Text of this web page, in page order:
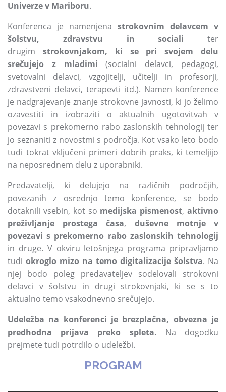
Univerze v Mariboru.
Konferenca je namenjena strokovnim delavcem v
šolstvu, zdravstvu in sociali ter
drugim strokovnjakom, ki se pri svojem delu
srečujejo z mladimi (socialni delavci, pedagogi,
svetovalni delavci, vzgojitelji, učitelji in profesorji,
zdravstveni delavci, terapevti itd.). Namen konference
je nadgrajevanje znanje strokovne javnosti, ki jo želimo
ozavestiti in izobraziti o aktualnih ugotovitvah v
povezavi s prekomerno rabo zaslonskih tehnologij ter
jo seznaniti z novostmi s področja. Kot vsako leto bodo
tudi tokrat vključeni primeri dobrih praks, ki temeljijo
na neposrednem delu z uporabniki.
Predavatelji, ki delujejo na različnih področjih,
povezanih z osrednjo temo konference, se bodo
dotaknili vsebin, kot so medijska pismenost,aktivno
preživljanje prostega časa, duševne motnje v
povezavi s prekomerno rabo zaslonskih tehnologij
in druge. V okviru letošnjega programa pripravljamo
tudi okroglo mizo na temo digitalizacije šolstva. Na
njej bodo poleg predavateljev sodelovali strokovni
delavci v šolstvu in drugi strokovnjaki, ki se s to
aktualno temo vsakodnevno srečujejo.
Udeležba na konferenci je brezplačna, obvezna je
predhodna prijava preko spleta. Na dogodku
prejmete tudi potrdilo o udeležbi.
PROGRAM